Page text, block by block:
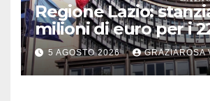
Regione Lazio:
milioni di euro per i
Comuni dell’Etruria
Meridionale
5 AGOSTO 2026 GRAZIAROSA